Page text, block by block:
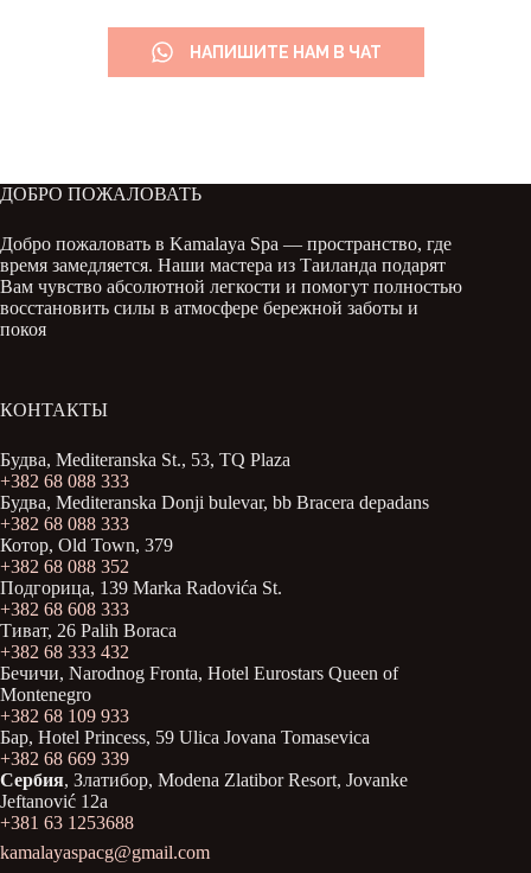
НАПИШИТЕ НАМ В ЧАТ
ДОБРО ПОЖАЛОВАТЬ
Добро пожаловать в Kamalaya Spa — пространство, где
время замедляется. Наши мастера из Таиланда подарят
Вам чувство абсолютной легкости и помогут полностью
восстановить силы в атмосфере бережной заботы и
покоя
КОНТАКТЫ
Будва, Mediteranska St., 53, TQ Plaza
+382 68 088 333
Будва, Mediteranska Donji bulevar, bb Bracera depadans
+382 68 088 333
Котор, Old Town, 379
+382 68 088 352
Подгорица, 139 Marka Radovića St.
+382 68 608 333
Тиват, 26 Palih Boraca
+382 68 333 432
Бечичи, Narodnog Fronta, Hotel Eurostars Queen of
Montenegro
+382 68 109 933
Бар, Hotel Princess, 59 Ulica Jovana Tomasevica
+382 68 669 339
Сербия, Златибор, Modena Zlatibor Resort, Јovanke
Jeftanović 12a
+381 63 1253688
kamalayaspacg@gmail.com